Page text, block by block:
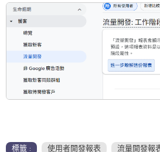
標籤 : 使用者開發報表 流量開發報